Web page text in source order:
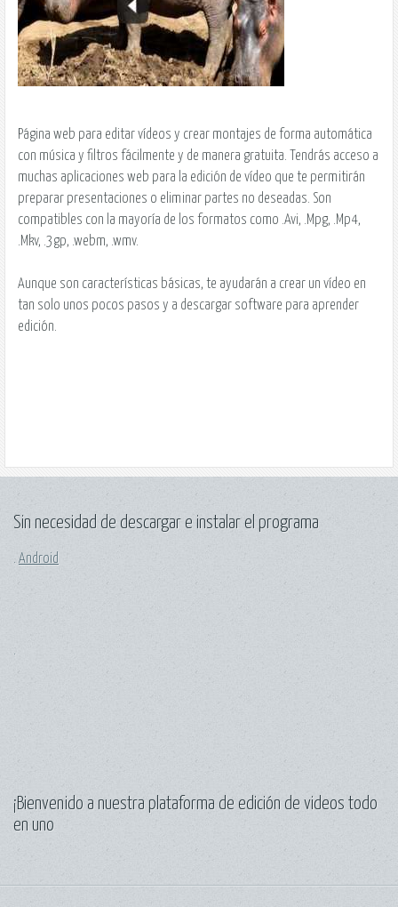
Página web para editar vídeos y crear montajes de forma automática
con música y filtros fácilmente y de manera gratuita. Tendrás acceso a
muchas aplicaciones web para la edición de vídeo que te permitirán
preparar presentaciones o eliminar partes no deseadas. Son
compatibles con la mayoría de los formatos como .Avi, .Mpg, .Mp4,
.Mkv, .3gp, .webm, .wmv.
Aunque son características básicas, te ayudarán a crear un vídeo en
tan solo unos pocos pasos y a descargar software para aprender
edición.
Sin necesidad de descargar e instalar el programa
. Android
¡Bienvenido a nuestra plataforma de edición de videos todo
en uno